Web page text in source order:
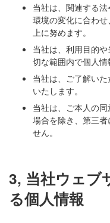
当社は、関連する法
環境の変化に合わ
上に努めます。
当社は、利用目的
切な範囲内で個人情
当社は、ご了解い
いたします。
当社は、ご本人の
場合を除き、第三
せん。
3, 当社ウェブ
る個人情報